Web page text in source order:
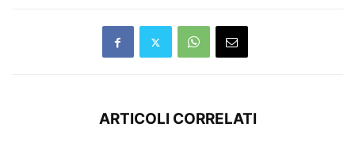
ARTICOLI CORRELATI